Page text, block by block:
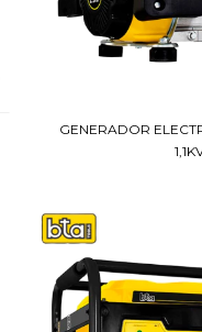
GENERADOR